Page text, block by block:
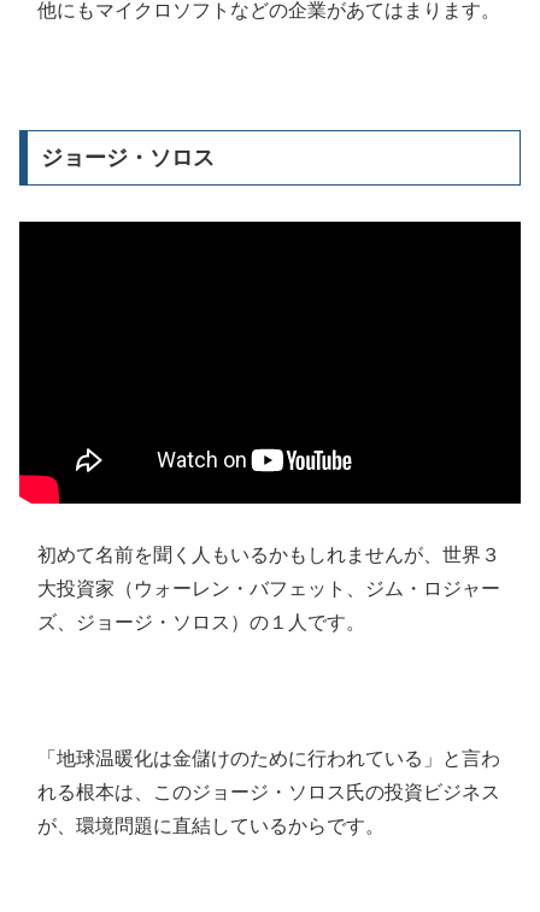
他にもマイクロソフトなどの企業があてはまります。
ジョージ・ソロス
初めて名前を聞く人もいるかもしれませんが、世界３
大投資家（ウォーレン・バフェット、ジム・ロジャー
ズ、ジョージ・ソロス）の１人です。
「地球温暖化は金儲けのために行われている」と言わ
れる根本は、このジョージ・ソロス氏の投資ビジネス
が、環境問題に直結しているからです。